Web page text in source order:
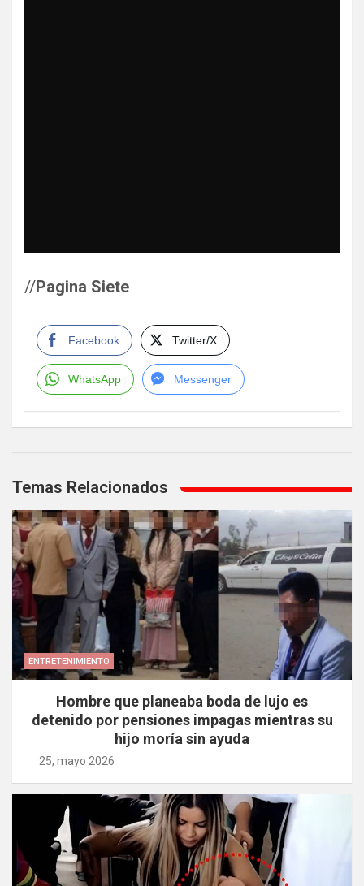
//Pagina Siete
Facebook Twitter/X
WhatsApp Messenger
de
entradas
Temas Relacionados
ENTRETENIMIENTO
Hombre que planeaba boda de lujo es
detenido por pensiones impagas mientras su
hijo moría sin ayuda
25, mayo 2026